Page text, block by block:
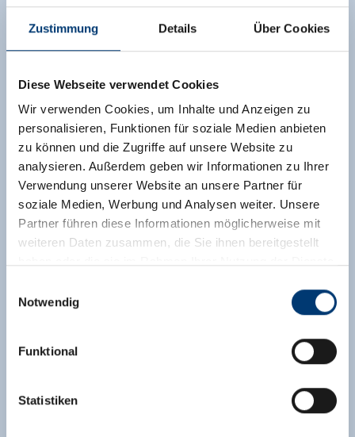
Zustimmung Details Über Cookies
Diese Webseite verwendet Cookies
Wir verwenden Cookies, um Inhalte und Anzeigen zu
personalisieren, Funktionen für soziale Medien anbieten
zu können und die Zugriffe auf unsere Website zu
analysieren. Außerdem geben wir Informationen zu Ihrer
Verwendung unserer Website an unsere Partner für
soziale Medien, Werbung und Analysen weiter. Unsere
Partner führen diese Informationen möglicherweise mit
weiteren Daten zusammen, die Sie ihnen bereitgestellt
Rohr 23// A-6280 Zell am Ziller
www.zillertalarena.com
Notwendig
Funktional
Statistiken